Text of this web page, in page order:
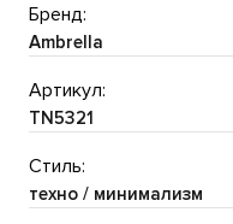
Бренд:
Ambrella
Артикул:
TN5321
Стиль:
техно / минимализм